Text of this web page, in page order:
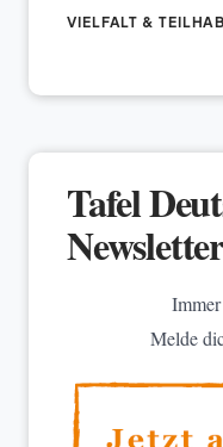
VIELFALT &
Tafel
Newsletter
Melde